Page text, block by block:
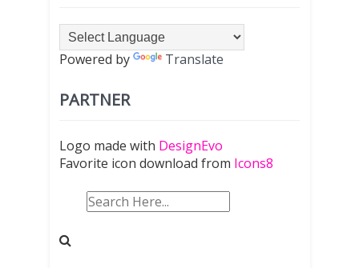
Powered by Translate
PARTNER
Logo made with DesignEvo
Favorite icon download from Icons8